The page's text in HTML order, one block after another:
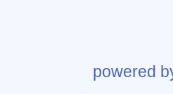
powered